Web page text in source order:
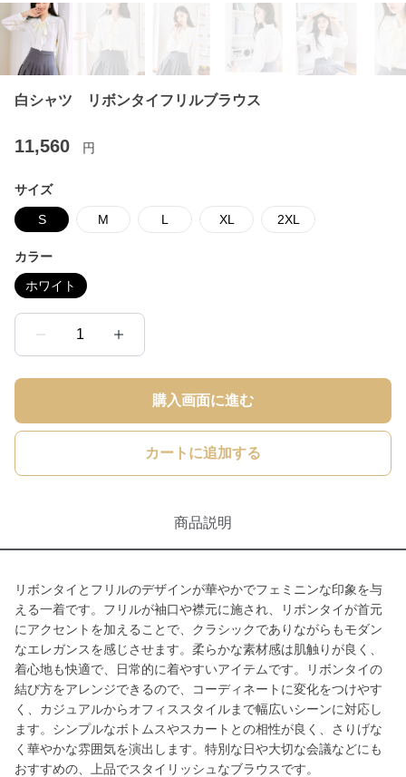
白シャツ リボンタイフリルブラウス
11,560 円
サイズ
S M L XL 2XL
カラー
ホワイト
1
購入画面に進む
カートに追加する
商品説明
リボンタイとフリルのデザインが華やかでフェミニンな印象を与
える一着です。フリルが袖口や襟元に施され、リボンタイが首元
にアクセントを加えることで、クラシックでありながらもモダン
なエレガンスを感じさせます。柔らかな素材感は肌触りが良く、
着心地も快適で、日常的に着やすいアイテムです。リボンタイの
結び方をアレンジできるので、コーディネートに変化をつけやす
く、カジュアルからオフィススタイルまで幅広いシーンに対応し
ます。シンプルなボトムスやスカートとの相性が良く、さりげな
く華やかな雰囲気を演出します。特別な日や大切な会議などにも
おすすめの、上品でスタイリッシュなブラウスです。